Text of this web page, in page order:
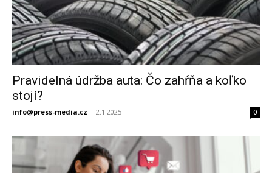
Pravidelná údržba auta: Čo zahŕňa a koľko
stojí?
info@press-media.cz - 2.1.2025 0